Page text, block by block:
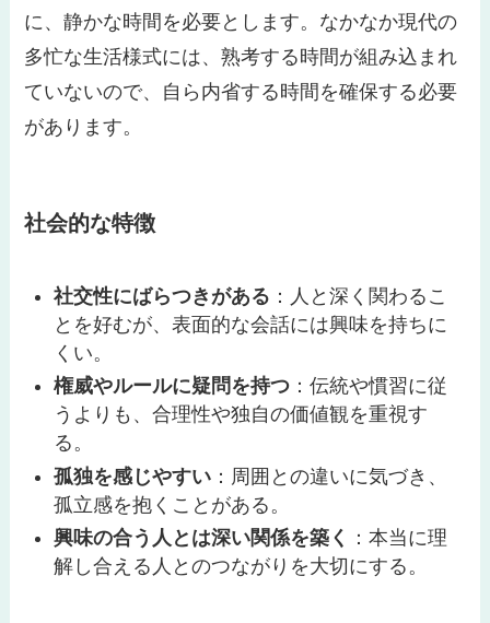
に、静かな時間を必要とします。なかなか現代の
多忙な生活様式には、熟考する時間が組み込まれ
ていないので、自ら内省する時間を確保する必要
があります。
社会的な特徴
社交性にばらつきがある ：人と深く関わるこ
とを好むが、表面的な会話には興味を持ちに
くい。
権威やルールに疑問を持つ ：伝統や慣習に従
うよりも、合理性や独自の価値観を重視す
る。
孤独を感じやすい ：周囲との違いに気づき、
孤立感を抱くことがある。
興味の合う人とは深い関係を築く
：本当に理
解し合える人とのつながりを大切にする。